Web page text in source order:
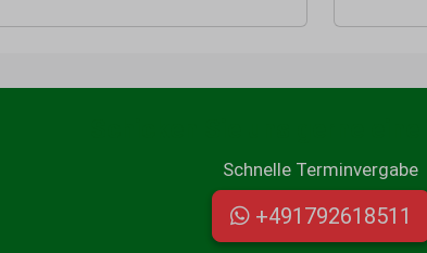
Schnelle Terminvergabe
+491792618511